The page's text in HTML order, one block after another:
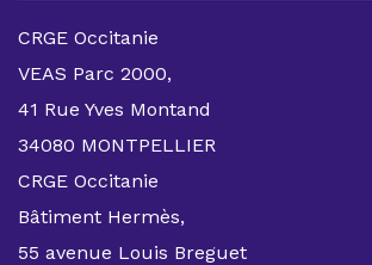
CRGE Occitanie
VEAS Parc 2000,
41 Rue Yves Montand
34080 MONTPELLIER
CRGE Occitanie
Bâtiment Hermès,
55 avenue Louis Breguet